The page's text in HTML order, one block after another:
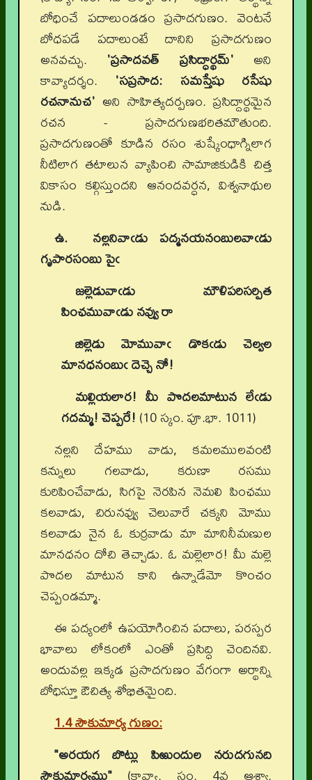
బోధించే పదాలుండడం ప్రసాదగుణం. వెంటనే
బోధపడే పదాలుంటే దానిని ప్రసాదగుణం
అనవచ్చు. 'ప్రసాదవత్ ప్రసిద్ధార్థమ్' అని
కావ్యాదర్శం. 'సప్రసాద: సమస్తేషు రసేషు
రచనానుచ' అని సాహిత్యదర్పణం. ప్రసిద్దార్థమైన
రచన - ప్రసాదగుణభరితమౌతుంది.
ప్రసాదగుణంతో కూడిన రసం శుష్కేంధాగ్నిలాగ
నీటిలాగ తటాలున వ్యాపించి సామాజికుడికి చిత్త
వికాసం కల్గిస్తుందని ఆనందవర్ధన, విశ్వనాథుల
నుడి.
ఉ. నల్లనివాఁడు పద్మనయనంబులవాఁడు
గృపారసంబు పైఁ
జల్లెడువాఁడు మౌళిపరిసర్పిత
పింఛమువాఁడు నవ్వు రా
జిల్లెడు మోమువాఁ డొకఁడు చెల్వల
మానధనంబుఁ దెచ్చె నో!
మల్లియలార! మీ పొదలమాటున లేఁడు
గదమ్మ! చెప్పరే!(10 స్కం. పూ.భా. 1011)
నల్లని దేహము వాడు, కమలములవంటి
కన్నులు గలవాడు, కరుణా రసము
కురిపించేవాడు, సిగపై నెరపిన నెమలి పింఛము
కలవాడు, చిరునవ్వు చెలువారే చక్కని మోము
కలవాడు నైన ఓ కుర్రవాడు మా మానినీమణుల
మానధనం దోచి తెచ్చాడు. ఓ మల్లెలార! మీ మల్లె
పొదల మాటున కాని ఉన్నాడేమో కొంచం
చెప్పండమ్మా.
ఈ పద్యంలో ఉపయోగించిన పదాలు, పరస్పర
భావాలు లోకంలో ఎంతో ప్రసిద్ధి చెందినవి.
అందువల్ల ఇక్కడ ప్రసాదగుణం వేగంగా అర్థాన్ని
బోధిస్తూ ఔచిత్య శోభితమైంది.
1.4 సౌకుమార్య గుణం:
"అరయగ బొట్లు పిఱుందుల నరుదగునది